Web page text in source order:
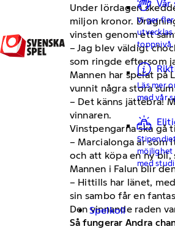
Vår
Vi ger
utvecklas
toppnivå.
Läs mer
med vår
med
Spelkoll
Under lördagen
miljon kronor.
vinsten genom ett
– Jag blev väldigt
som ringde eftersom
Mannen har spelat på
vunnit några stora
– Det känns jättebra!
vinnaren.
Vinstpengarna ska
– Marcialonga är som
och att köpa en ny bil,
Mannen i Falun blir
– Hittills har länet,
sin sambo får en
Den vinnande raden
Så fungerar Andra